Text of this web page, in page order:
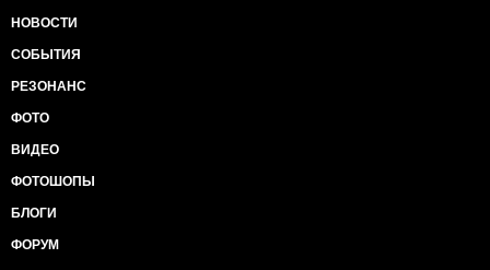
НОВОСТИ
СОБЫТИЯ
РЕЗОНАНС
ФОТО
ВИДЕО
ФОТОШОПЫ
БЛОГИ
ФОРУМ